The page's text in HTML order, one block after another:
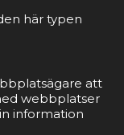
här typen
att
webbplatser
information